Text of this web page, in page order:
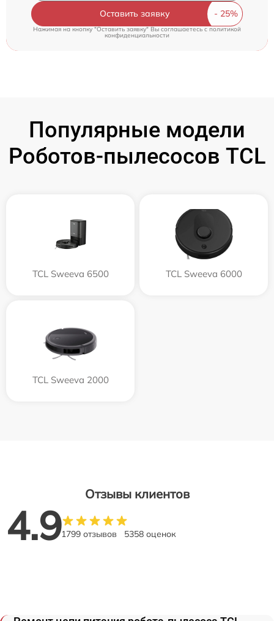
Оставить заявку
Нажимая на кнопку "Оставить заявку" Вы соглашаетесь cполитикой
конфиденциальности
Популярные модели
Роботов-пылесосов TCL
TCL Sweeva 6500 TCL Sweeva 6000
TCL Sweeva 2000
Отзывы клиентов
4.91799 отзывов 5358 оценок